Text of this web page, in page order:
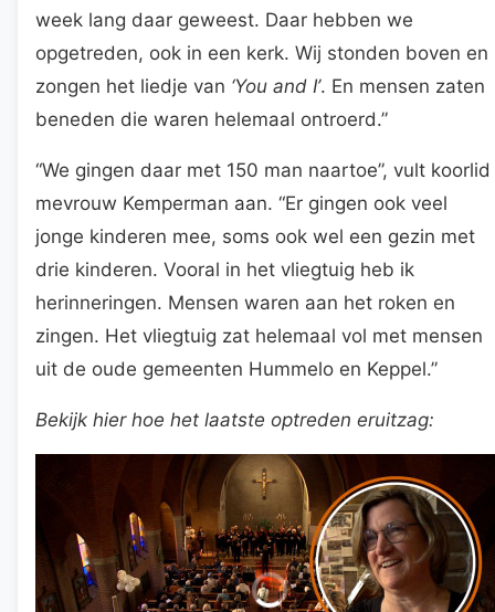
week lang daar geweest. Daar hebben we
opgetreden, ook in een kerk. Wij stonden boven en
zongen het liedje van ‘You and I’. En mensen zaten
beneden die waren helemaal ontroerd.”
“We gingen daar met 150 man naartoe”, vult koorlid
mevrouw Kemperman aan. “Er gingen ook veel
jonge kinderen mee, soms ook wel een gezin met
drie kinderen. Vooral in het vliegtuig heb ik
herinneringen. Mensen waren aan het roken en
zingen. Het vliegtuig zat helemaal vol met mensen
uit de oude gemeenten Hummelo en Keppel.”
Bekijk hier hoe het laatste optreden eruitzag: